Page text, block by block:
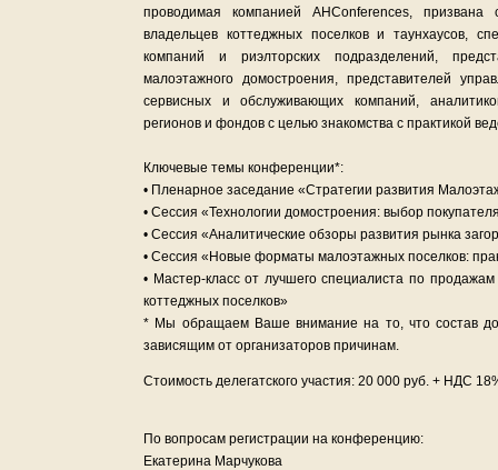
проводимая компанией AHConferences, призвана
владельцев коттеджных поселков и таунхаусов,
компаний и риэлторских подразделений,
малоэтажного домостроения, представителей
сервисных и обслуживающих компаний,
регионов и фондов с целью знакомства с практикой
Ключевые темы конференции*:
• Пленарное заседание «Стратегии развития
• Сессия «Технологии домостроения: выбор
• Сессия «Аналитические обзоры развития рынка
• Сессия «Новые форматы малоэтажных поселков:
• Мастер-класс от лучшего специалиста по
коттеджных поселков»
* Мы обращаем Ваше внимание на то, что состав
зависящим от организаторов причинам.
Стоимость делегатского участия: 20 000 руб. + НДС
По вопросам регистрации на конференцию:
Екатерина Марчукова